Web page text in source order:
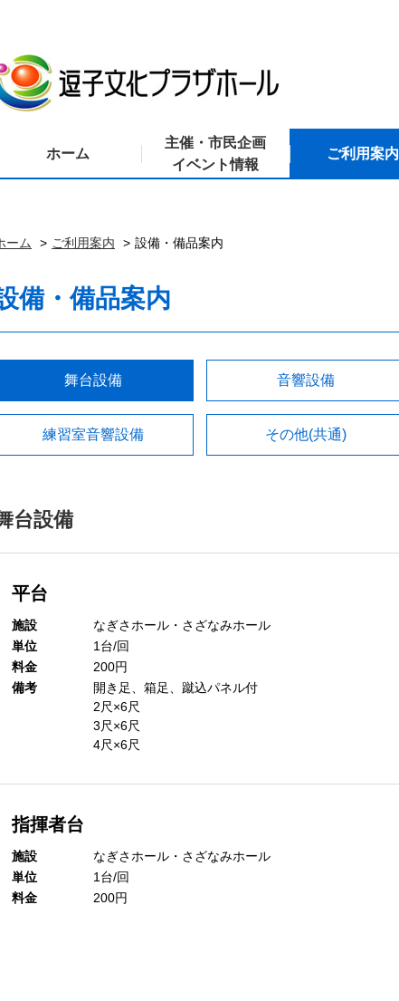
ホーム
主催・市民企画
イベント情報
ご利用案内
ーム ご利用案内 設備・備品案内
備・備品案内
舞台設備 音響設備
練習室音響設備 その他(共通)
台設備
平台
施設
なぎさホール・さざなみホール
単位
1台/回
料金
200円
備考
開き足、箱足、蹴込パネル付
2尺×6尺
3尺×6尺
4尺×6尺
指揮者台
施設
なぎさホール・さざなみホール
単位
1台/回
料金
200円